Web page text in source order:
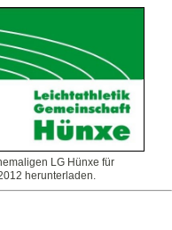
LG Hünxe für
herunterladen.